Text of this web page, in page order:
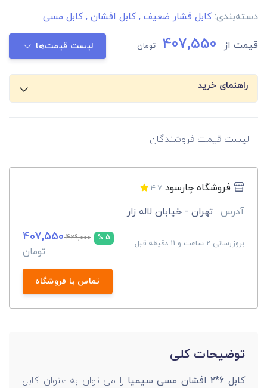
دسته‌بندی:کابل فشار ضعیف ,کابل افشان ,کابل مسی
قیمت از 407,550 تومان لیست قیمت‌ها
راهنمای خرید
لیست قیمت فروشندگان
فروشگاه چارسود 4.7
آدرس تهران - خیابان لاله زار
بروزرسانی 2 ساعت و 11 دقیقه قبل
5 %
429,000
407,550
تومان
تماس با فروشگاه
توضیحات کلی
کابل 6*2 افشان مسی سیمیا
را می توان به عنوان کابل